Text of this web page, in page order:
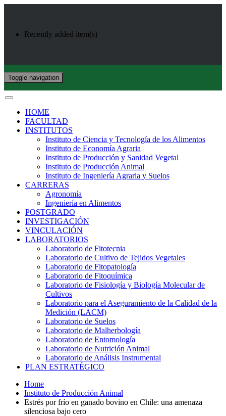
Recently added item(s)
Toggle navigation
HOME
FACULTAD
INSTITUTOS
Instituto de Ciencia y Tecnología de los Alimentos
Instituto de Economía Agraria
Instituto de Producción y Sanidad Vegetal
Instituto de Producción Animal
Instituto de Ingeniería Agraria y Suelos
CARRERAS
Agronomía
Ingeniería en Alimentos
POSTGRADO
INVESTIGACIÓN
VINCULACIÓN
LABORATORIOS
Laboratorio de Fitotecnia
Laboratorio de Cultivo de Tejidos Vegetales
Laboratorio de Fitopatología
Laboratorio de Fitoquímica
Laboratorio de Fisiología y Biología Molecular de
Cultivos
Laboratorio para el Aseguramiento de la Calidad de la
Medición (LACM)
Laboratorio de Suelos
Laboratorio de Malherbología
Laboratorio de Entomología
Laboratorio de Nutrición Animal
Laboratorio de Análisis Instrumental
PLAN ESTRATÉGICO
Home
Instituto de Producción Animal
Estrés por frío en ganado bovino en Chile: una amenaza
silenciosa bajo cero